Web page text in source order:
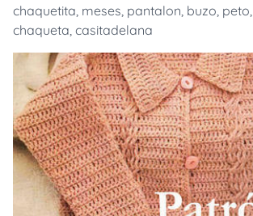
chaquetita, meses, pantalon, buzo, peto,
chaqueta, casitadelana